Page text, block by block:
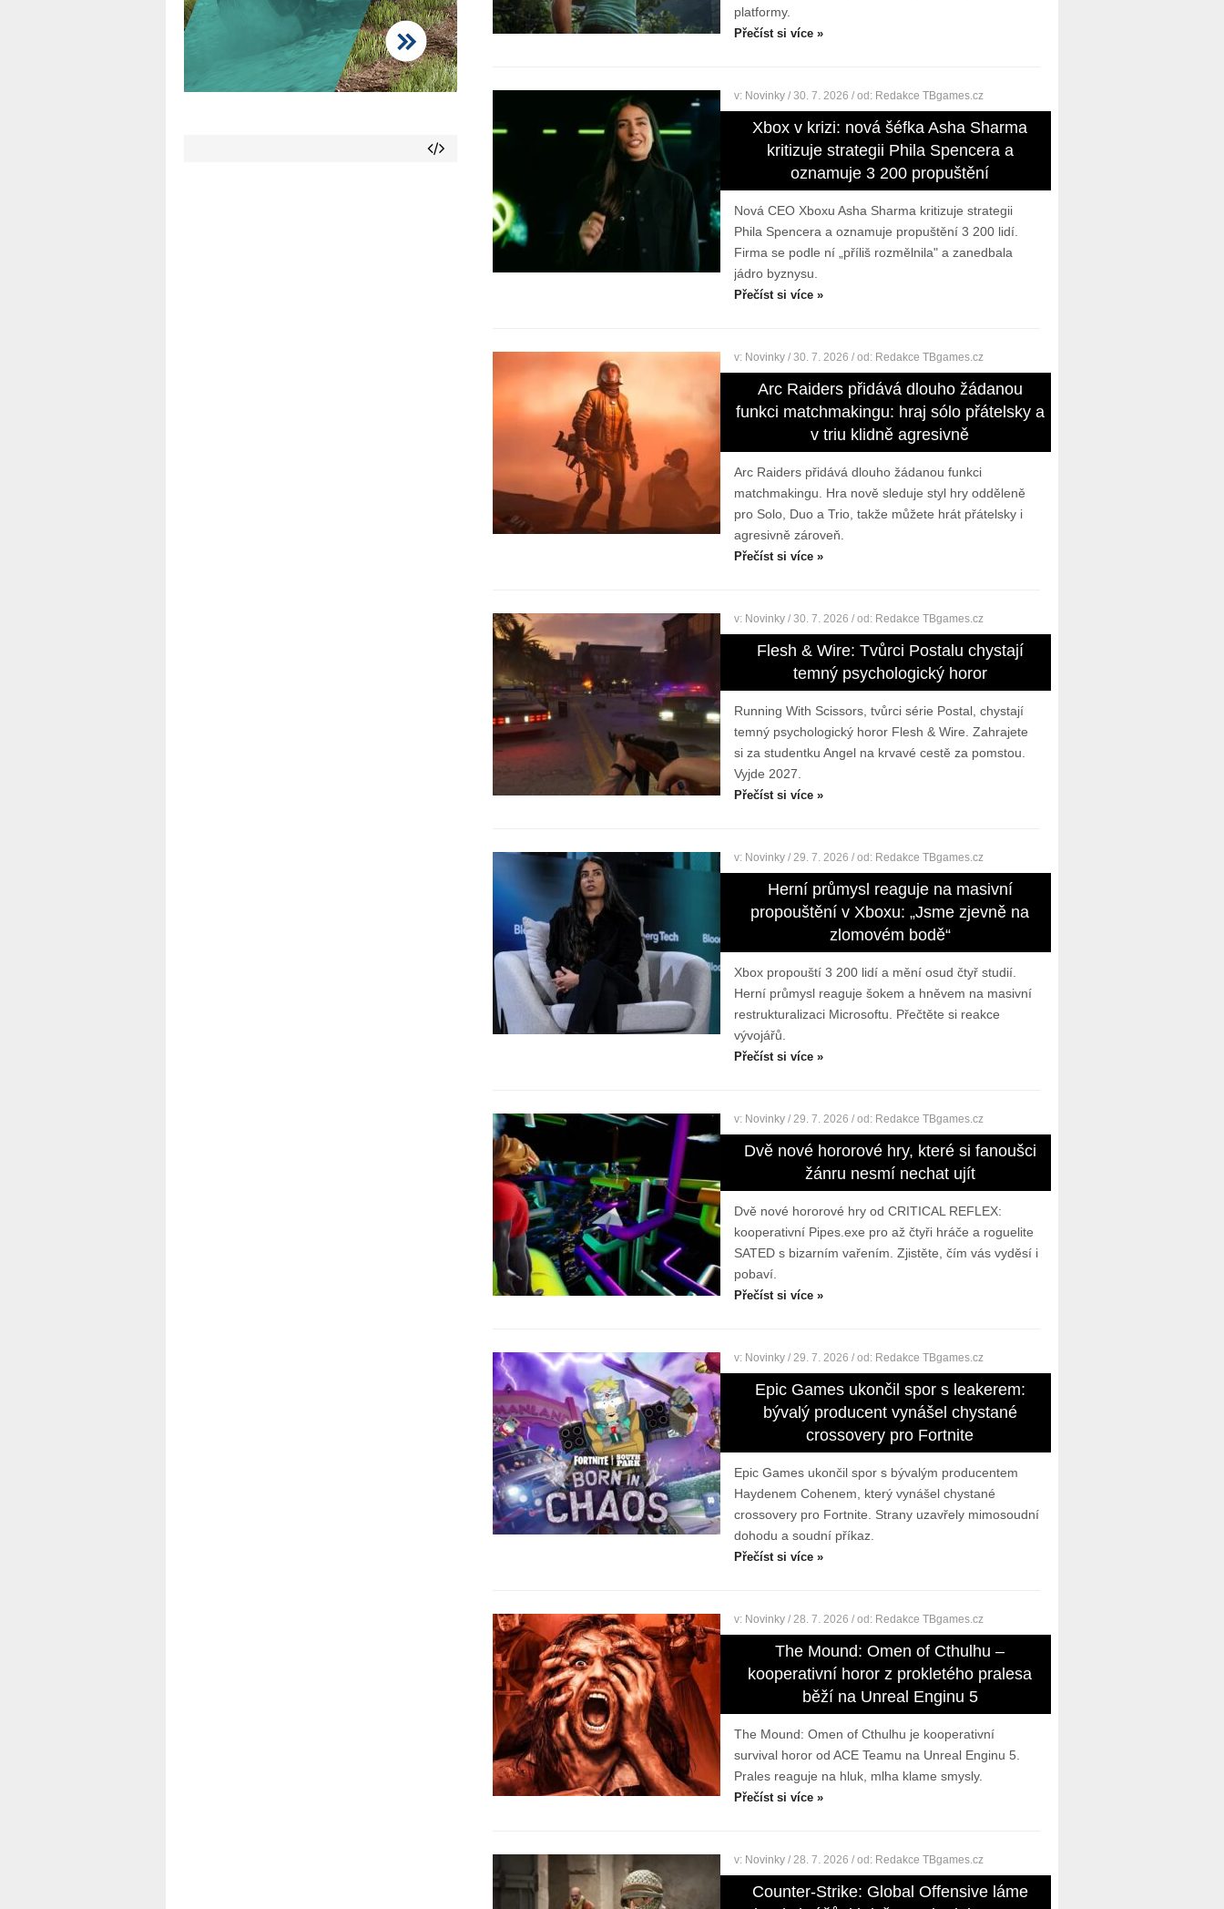
platformy.
Přečíst si více »
v: Novinky / 30. 7. 2026 / od: Redakce TBgames.cz
Xbox v krizi: nová šéfka Asha Sharma
kritizuje strategii Phila Spencera a
oznamuje 3 200 propuštění
Nová CEO Xboxu Asha Sharma kritizuje strategii
Phila Spencera a oznamuje propuštění 3 200 lidí.
Firma se podle ní „příliš rozmělnila" a zanedbala
jádro byznysu.
Přečíst si více »
v: Novinky / 30. 7. 2026 / od: Redakce TBgames.cz
Arc Raiders přidává dlouho žádanou
funkci matchmakingu: hraj sólo přátelsky a
v triu klidně agresivně
Arc Raiders přidává dlouho žádanou funkci
matchmakingu. Hra nově sleduje styl hry odděleně
pro Solo, Duo a Trio, takže můžete hrát přátelsky i
agresivně zároveň.
Přečíst si více »
v: Novinky / 30. 7. 2026 / od: Redakce TBgames.cz
Flesh & Wire: Tvůrci Postalu chystají
temný psychologický horor
Running With Scissors, tvůrci série Postal, chystají
temný psychologický horor Flesh & Wire. Zahrajete
si za studentku Angel na krvavé cestě za pomstou.
Vyjde 2027.
Přečíst si více »
v: Novinky / 29. 7. 2026 / od: Redakce TBgames.cz
Herní průmysl reaguje na masivní
propouštění v Xboxu: „Jsme zjevně na
zlomovém bodě“
Xbox propouští 3 200 lidí a mění osud čtyř studií.
Herní průmysl reaguje šokem a hněvem na masivní
restrukturalizaci Microsoftu. Přečtěte si reakce
vývojářů.
Přečíst si více »
v: Novinky / 29. 7. 2026 / od: Redakce TBgames.cz
Dvě nové hororové hry, které si fanoušci
žánru nesmí nechat ujít
Dvě nové hororové hry od CRITICAL REFLEX:
kooperativní Pipes.exe pro až čtyři hráče a roguelite
SATED s bizarním vařením. Zjistěte, čím vás vyděsí i
pobaví.
Přečíst si více »
v: Novinky / 29. 7. 2026 / od: Redakce TBgames.cz
Epic Games ukončil spor s leakerem:
bývalý producent vynášel chystané
crossovery pro Fortnite
Epic Games ukončil spor s bývalým producentem
Haydenem Cohenem, který vynášel chystané
crossovery pro Fortnite. Strany uzavřely mimosoudní
dohodu a soudní příkaz.
Přečíst si více »
v: Novinky / 28. 7. 2026 / od: Redakce TBgames.cz
The Mound: Omen of Cthulhu –
kooperativní horor z prokletého pralesa
běží na Unreal Enginu 5
The Mound: Omen of Cthulhu je kooperativní
survival horor od ACE Teamu na Unreal Enginu 5.
Prales reaguje na hluk, mlha klame smysly.
Přečíst si více »
v: Novinky / 28. 7. 2026 / od: Redakce TBgames.cz
Counter-Strike: Global Offensive láme